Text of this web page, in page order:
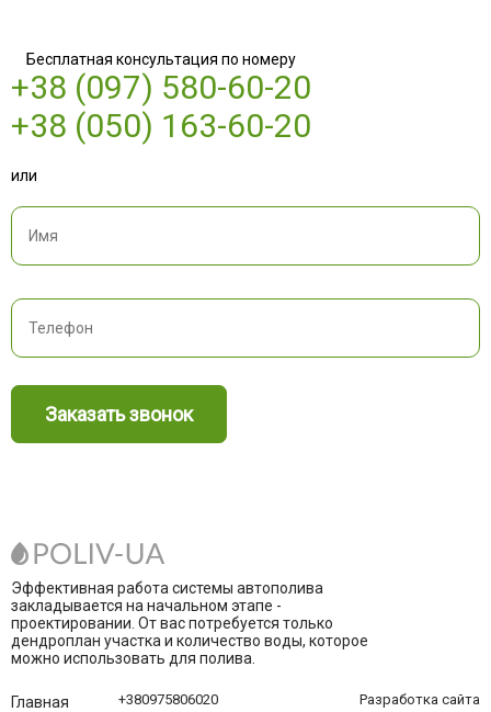
Бесплатная консультация по номеру
+38 (097) 580-60-20
+38 (050) 163-60-20
или
Заказать звонок
Эффективная работа системы автополива
закладывается на начальном этапе -
проектировании. От вас потребуется только
дендроплан участка и количество воды, которое
можно использовать для полива.
Главная +380975806020 Разработка сайта